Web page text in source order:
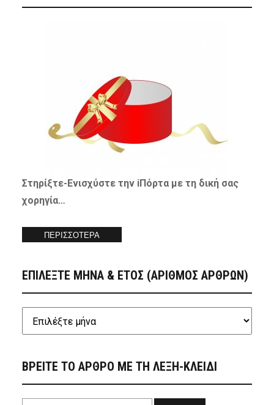
Στηρίξτε-Ενισχύστετην iΠόρτα με τη δική σας
χορηγία…
ΠΕΡΙΣΣΟΤΕΡΑ
ΕΠΙΛΕΞΤΕ ΜΗΝΑ & ΕΤΟΣ (ΑΡΙΘΜΟΣ ΑΡΘΡΩΝ)
ΒΡΕΙΤΕ ΤΟ ΑΡΘΡΟ ΜΕ ΤΗ ΛΕΞΗ-ΚΛΕΙΔΙ